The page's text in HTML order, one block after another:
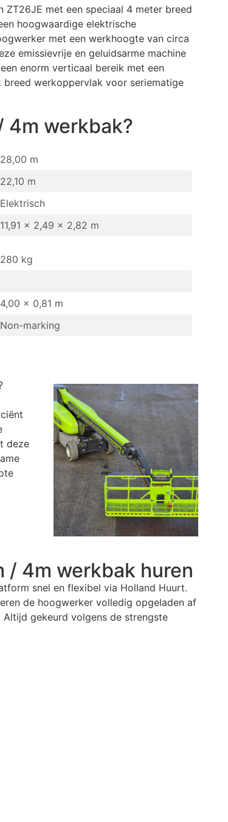
ZT26JE met een speciaal 4 meter breed
hoogwaardige elektrische
met een werkhoogte van circa
emissievrije en geluidsarme machine
enorm verticaal bereik met een
breed werkoppervlak voor seriematige
4m werkbak?
28,00 m
22,10 m
Elektrisch
11,91 x 2,49 x 2,82 m
280 kg
4,00 x 0,81 m
Non-marking
deze
/ 4m werkbak huren
snel en flexibel via Holland Huurt.
de hoogwerker volledig opgeladen af
gekeurd volgens de strengste